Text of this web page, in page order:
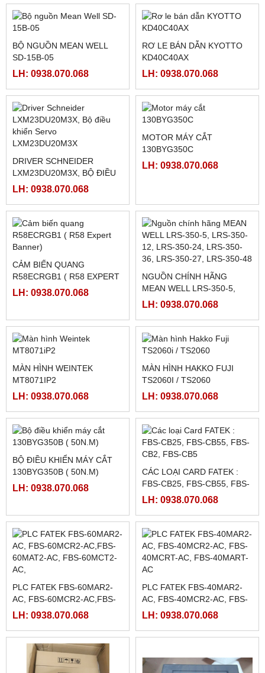
BỘ ĐIỀU KHIỂN MÁY CẮT
HB-B3CD
LH: 0938.070.068
BỘ ĐIỀU KHIỂN MÁY CẮT
BJ-B3C
LH: 0938.070.068
BỘ NGUỒN MEAN WELL
SD-15B-05
LH: 0938.070.068
RƠ LE BÁN DẪN KYOTTO
KD40C40AX
LH: 0938.070.068
DRIVER SCHNEIDER
LXM23DU20M3X, BỘ ĐIỀU
LXM23DU20M3X
LH: 0938.070.068
MOTOR MÁY CẮT
130BYG350C
CẢM BIẾN QUANG
R58ECRGB1 ( R58 EXPERT
BANNER)
LH: 0938.070.068
NGUỒN CHÍNH HÃNG
MEAN WELL LRS-350-5,
LRS-350-12, LRS-350-24,
LRS-350-36, LRS-350-27,
LRS-350-48
LH: 0938.070.068
MÀN HÌNH WEINTEK
MT8071IP2
LH: 0938.070.068
MÀN HÌNH HAKKO FUJI
TS2060I / TS2060
LH: 0938.070.068
BỘ ĐIỀU KHIỂN MÁY CẮT
130BYG350B ( 50N.M)
CÁC LOẠI CARD FATEK :